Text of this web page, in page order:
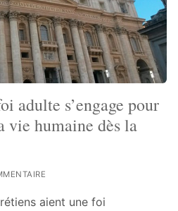
adulte s’engage pour
humaine dès la
aient une foi